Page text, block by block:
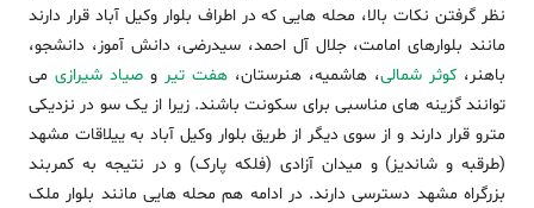
نظر گرفتن نکات بالا، محله هایی که در اطراف بلوار وکیل آباد قرار دارند
مانند بلوارهای امامت، جلال آل احمد، سیدرضی، دانش آموز، دانشجو،
باهنر، کوثر شمالی، هاشمیه، هنرستان، هفت تیر و صیاد شیرازی می
توانند گزینه های مناسبی برای سکونت باشند. زیرا از یک سو در نزدیکی
مترو قرار دارند و از سوی دیگر از طریق بلوار وکیل آباد به ییلاقات مشهد
(طرقبه و شاندیز) و میدان آزادی (فلکه پارک) و در نتیجه به کمربند
بزرگراه مشهد دسترسی دارند. در ادامه هم محله هایی مانند بلوار ملک